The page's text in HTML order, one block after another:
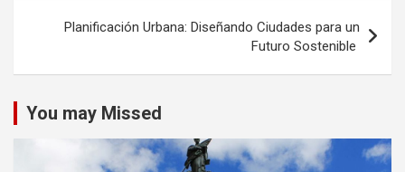
entradasPlanificación Urbana: Diseñando Ciudades para un
Futuro Sostenible
You may Missed